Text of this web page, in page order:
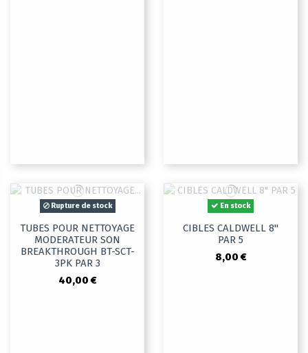
Rupture de stock
TUBES POUR NETTOYAGE
MODERATEUR SON
BREAKTHROUGH BT-SCT-
3PK PAR 3
40,00 €
En stock
CIBLES CALDWELL 8"
PAR 5
8,00 €